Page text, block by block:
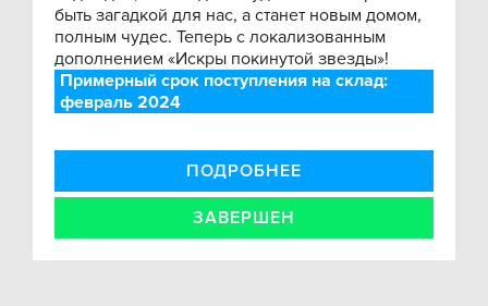
быть загадкой для нас, а станет новым домом,
полным чудес. Теперь с локализованным
дополнением «Искры покинутой звезды»!
Примерный срок поступления на склад:
февраль 2024
ПОДРОБНЕЕ
ЗАВЕРШЕН